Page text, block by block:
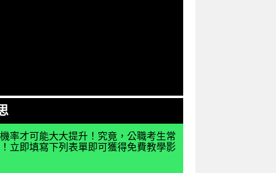
率才可能大大提升！究竟，公職考生常
立即填寫下列表單即可獲得免費教學影